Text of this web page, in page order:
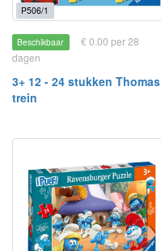
P506/1
Beschikbaar
€ 0.00 per 28
dagen
3+ 12 - 24 stukken Thomas
trein